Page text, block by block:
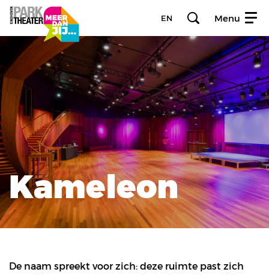
EN Menu
Kameleon
De naam spreekt voor zich: deze ruimte past zich
Inzoomen